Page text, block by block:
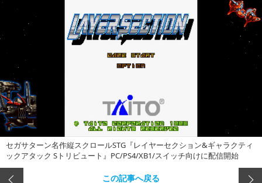
セガサターン名作縦スクロールSTG『レイヤーセクション&ギャラクティ
ックアタック Sトリビュート』PC/PS4/XB1/スイッチ向けに配信開始
この記事へ戻る